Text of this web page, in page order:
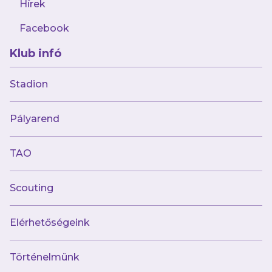
Hírek
Facebook
Klub infó
Stadion
Pályarend
TAO
Scouting
Elérhetőségeink
Történelmünk
augusztus 8.
Hátrányból fordított az Astra ellen női
csapatunk